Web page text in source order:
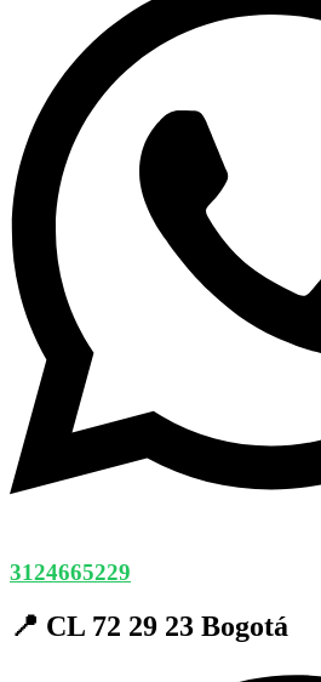
3124665229
📍 CL 72 29 23 Bogotá